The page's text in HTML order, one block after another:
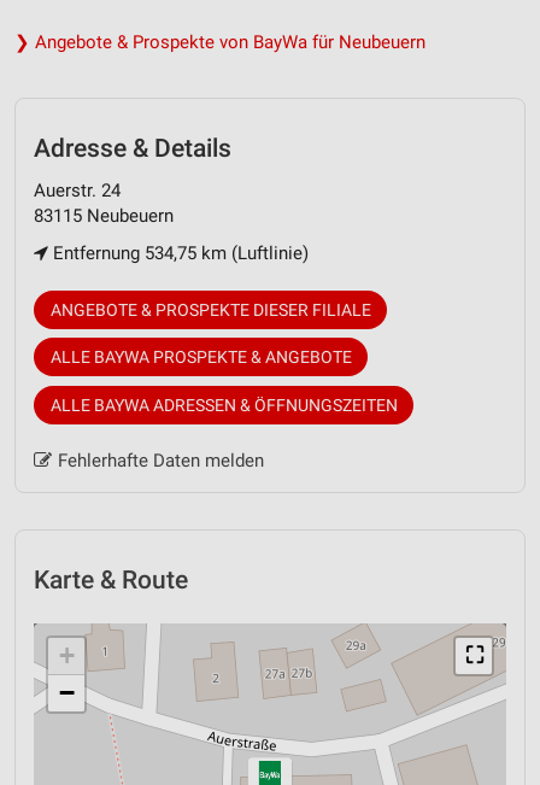
❯ Angebote & Prospekte von BayWa für Neubeuern
Adresse & Details
Auerstr. 24
83115 Neubeuern
Entfernung 534,75 km (Luftlinie)
ANGEBOTE & PROSPEKTE DIESER FILIALE
ALLE BAYWA PROSPEKTE & ANGEBOTE
ALLE BAYWA ADRESSEN & ÖFFNUNGSZEITEN
Fehlerhafte Daten melden
Karte & Route
⛶
+
−